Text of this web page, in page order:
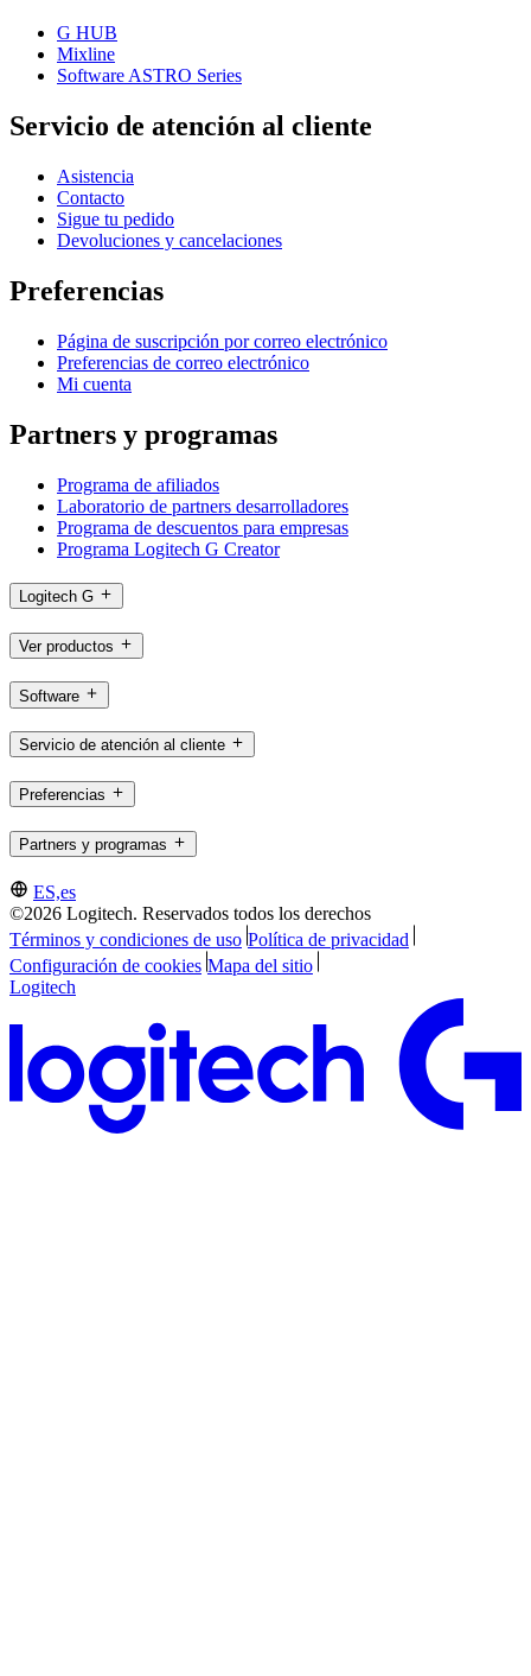
G HUB
Mixline
Software ASTRO Series
Servicio de atención al cliente
Asistencia
Contacto
Sigue tu pedido
Devoluciones y cancelaciones
Preferencias
Página de suscripción por correo electrónico
Preferencias de correo electrónico
Mi cuenta
Partners y programas
Programa de afiliados
Laboratorio de partners desarrolladores
Programa de descuentos para empresas
Programa Logitech G Creator
Logitech G
Ver productos
Software
Servicio de atención al cliente
Preferencias
Partners y programas
ES,es
©2026 Logitech. Reservados todos los derechos
Términos y condiciones de uso Política de privacidad
Configuración de cookies Mapa del sitio
Logitech